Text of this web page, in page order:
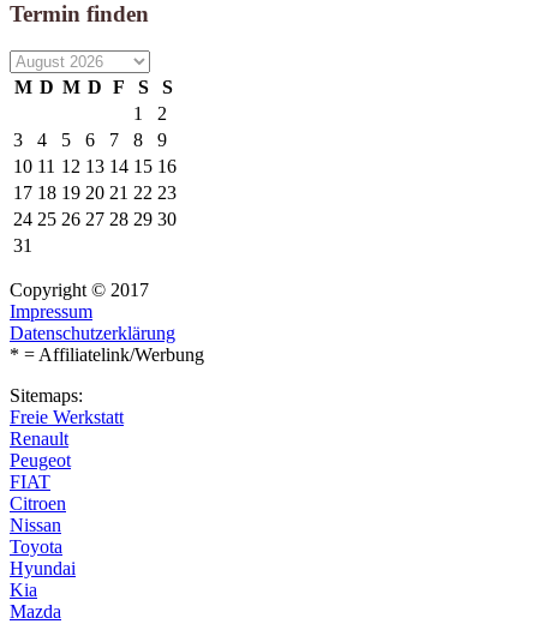
Termin finden
M D M D F S
S
1
2
3
4 5 6 7 8
9
10 11 12 13 14 15 16
17 18 19 20 21 22 23
24 25 26 27 28 29 30
31
Copyright © 2017
Impressum
Datenschutzerklärung
* = Affiliatelink/Werbung
Sitemaps:
Freie Werkstatt
Renault
Peugeot
FIAT
Citroen
Nissan
Toyota
Hyundai
Kia
Mazda